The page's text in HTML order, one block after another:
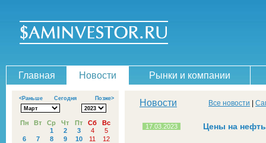
Главная Новости Рынки и компании
<Раньше Сегодня Позже>
Пн Вт Ср Чт Пт Сб
Вс
1
2 3 4
5
6
7 8 9 10 11
12
Новости Все новости |
17.03.2023 Цены на